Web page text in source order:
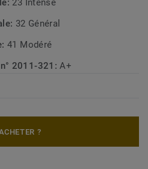
23 Intense
32 Général
41 Modéré
n° 2011-321:A+
?